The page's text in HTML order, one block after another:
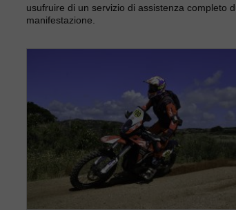
usufruire di un servizio di assistenza completo
manifestazione.